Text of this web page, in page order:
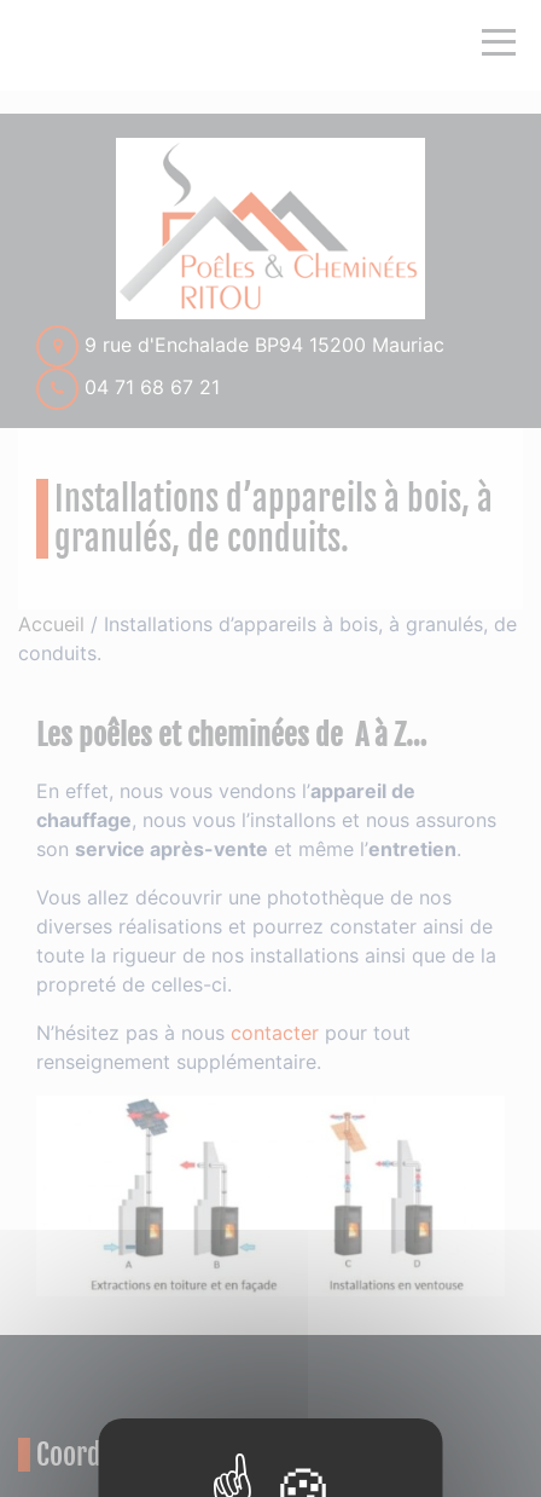
9 rue d'Enchalade BP94 15200 Mauriac
04 71 68 67 21
Installations d’appareils à bois, à
granulés, de conduits.
Accueil / Installations d’appareils à bois, à granulés, de
conduits.
Les poêles et cheminées de A à Z…
En effet, nous vous vendons l’appareil de
chauffage, nous vous l’installons et nous assurons
son service après-vente et même l’entretien.
Vous allez découvrir une photothèque de nos
diverses réalisations et pourrez constater ainsi de
toute la rigueur de nos installations ainsi que de la
propreté de celles-ci.
N’hésitez pas à nous contacter pour tout
renseignement supplémentaire.
Coordonnées